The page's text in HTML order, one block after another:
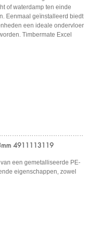
of waterdamp ten einde
Eenmaal geïnstalleerd biedt
een ideale ondervloer
Timbermate Excel
4911113119
een gemetalliseerde PE-
eigenschappen, zowel